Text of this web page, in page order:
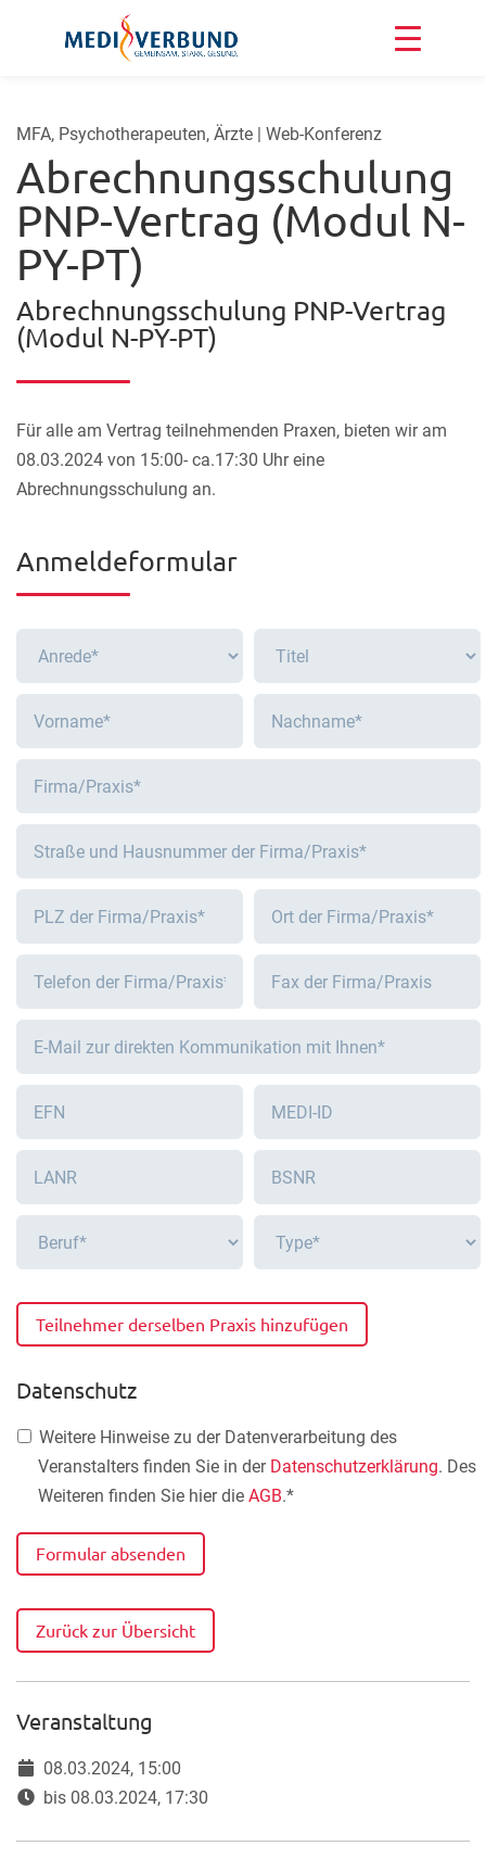
MFA, Psychotherapeuten, Ärzte | Web-Konferenz
Abrechnungsschulung
PNP-Vertrag (Modul N-
PY-PT)
Abrechnungsschulung PNP-Vertrag
(Modul N-PY-PT)
Für alle am Vertrag teilnehmenden Praxen, bieten wir am
08.03.2024 von 15:00- ca.17:30 Uhr eine
Abrechnungsschulung an.
Anmeldeformular
Teilnehmer derselben Praxis hinzufügen
Datenschutz
Weitere Hinweise zu der Datenverarbeitung des
Veranstalters finden Sie in der Datenschutzerklärung. Des
Weiteren finden Sie hier die AGB.*
Formular absenden
Zurück zur Übersicht
Veranstaltung
08.03.2024, 15:00
bis 08.03.2024, 17:30